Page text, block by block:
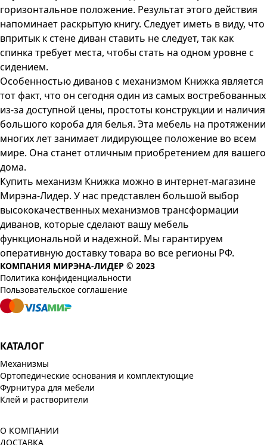
горизонтальное положение. Результат этого действия
напоминает раскрытую книгу. Следует иметь в виду, что
впритык к стене диван ставить не следует, так как
спинка требует места, чтобы стать на одном уровне с
сидением.
Особенностью диванов с механизмом Книжка является
тот факт, что он сегодня один из самых востребованных
из-за доступной цены, простоты конструкции и наличия
большого короба для белья. Эта мебель на протяжении
многих лет занимает лидирующее положение во всем
мире. Она станет отличным приобретением для вашего
дома.
Купить механизм Книжка можно в интернет-магазине
Мирэна-Лидер. У нас представлен большой выбор
высококачественных механизмов трансформации
диванов, которые сделают вашу мебель
функциональной и надежной. Мы гарантируем
оперативную доставку товара во все регионы РФ.
КОМПАНИЯ МИРЭНА-ЛИДЕР © 2023
Политика конфиденциальности
Пользовательское соглашение
КАТАЛОГ
Механизмы
Ортопедические основания и комплектующие
Фурнитура для мебели
Клей и растворители
О КОМПАНИИ
ДОСТАВКА